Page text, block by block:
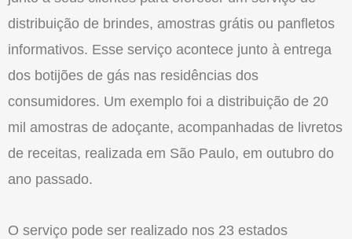
distribuição de brindes, amostras grátis ou panfletos
informativos. Esse serviço acontece junto à entrega
dos botijões de gás nas residências dos
consumidores. Um exemplo foi a distribuição de 20
mil amostras de adoçante, acompanhadas de livretos
de receitas, realizada em São Paulo, em outubro do
ano passado.
O serviço pode ser realizado nos 23 estados